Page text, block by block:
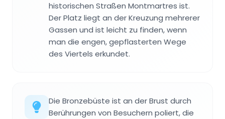
historischen Straßen Montmartres ist.
Der Platz liegt an der Kreuzung mehrerer
Gassen und ist leicht zu finden, wenn
man die engen, gepflasterten Wege
des Viertels erkundet.
Die Bronzebüste ist an der Brust durch
Berührungen von Besuchern poliert, die